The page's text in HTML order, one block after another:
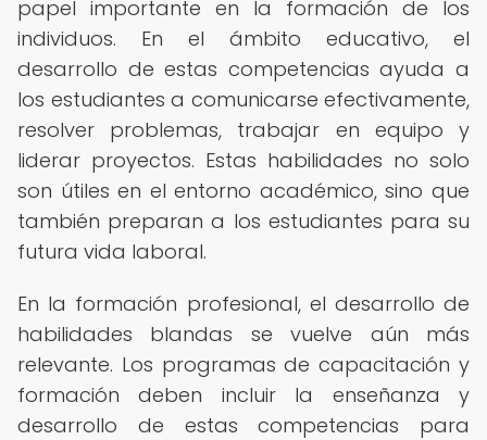
papel importante en la formación de los
individuos. En el ámbito educativo, el
desarrollo de estas competencias ayuda a
los estudiantes a comunicarse efectivamente,
resolver problemas, trabajar en equipo y
liderar proyectos. Estas habilidades no solo
son útiles en el entorno académico, sino que
también preparan a los estudiantes para su
futura vida laboral.
En la formación profesional, el desarrollo de
habilidades blandas se vuelve aún más
relevante. Los programas de capacitación y
formación deben incluir la enseñanza y
desarrollo de estas competencias para